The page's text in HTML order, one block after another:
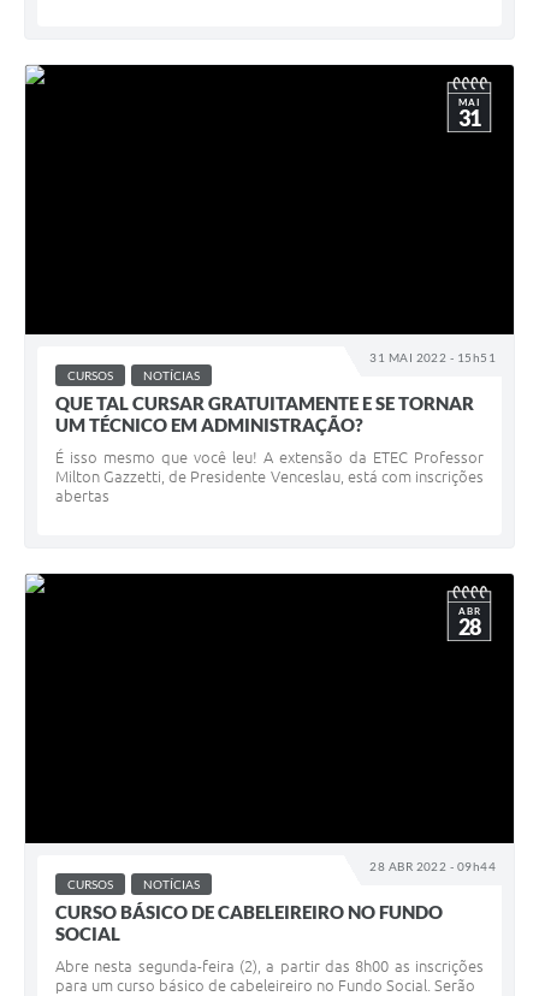
31 MAI 2022 - 15h51
MAI
31
CURSOS NOTÍCIAS
QUE TAL CURSAR GRATUITAMENTE E SE TORNAR
UM TÉCNICO EM ADMINISTRAÇÃO?
É isso mesmo que você leu! A extensão da ETEC Professor
Milton Gazzetti, de Presidente Venceslau, está com inscrições
abertas
28 ABR 2022 - 09h44
ABR
28
CURSOS NOTÍCIAS
CURSO BÁSICO DE CABELEIREIRO NO FUNDO
SOCIAL
Abre nesta segunda-feira (2), a partir das 8h00 as inscrições
para um curso básico de cabeleireiro no Fundo Social. Serão